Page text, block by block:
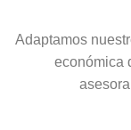
Adaptamos
económica